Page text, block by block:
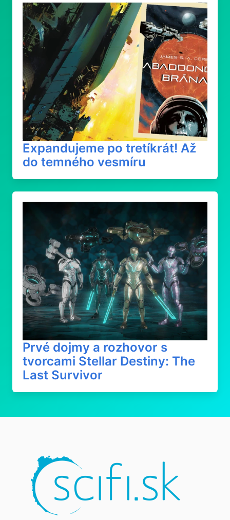
Expandujeme po tretíkrát! Až
do temného vesmíru
Prvé dojmy a rozhovor s
tvorcami Stellar Destiny: The
Last Survivor